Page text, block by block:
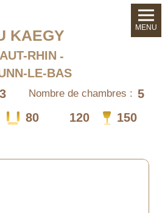
KAEGY
RHIN
LE-BAS
3 Nombre de chambres : 5
80 120 150
MENU